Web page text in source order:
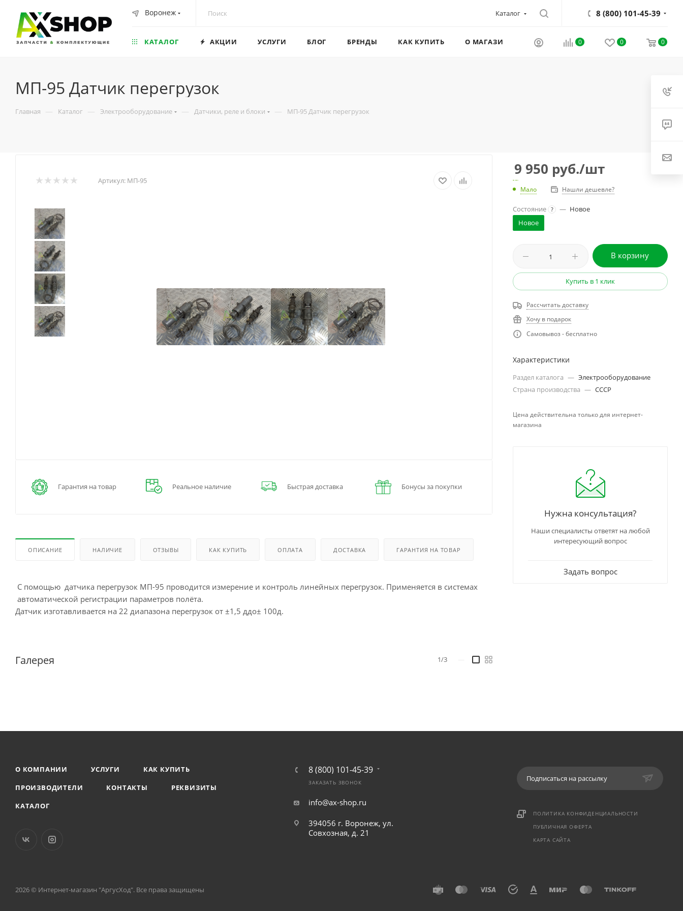
Воронеж Каталог 8 (800) 101-45-39
0 0 0
КАТАЛОГ АКЦИИ УСЛУГИ БЛОГ БРЕНДЫ КАК КУПИТЬ О МАГАЗИНЕ
МП-95 Датчик перегрузок
Главная — Каталог — Электрооборудование — Датчики, реле и блоки — МП-95 Датчик перегрузок
Артикул: МП-95
Гарантия на товар Реальное наличие Быстрая доставка Бонусы за покупки
ОПИСАНИЕ НАЛИЧИЕ ОТЗЫВЫ КАК КУПИТЬ ОПЛАТА ДОСТАВКА ГАРАНТИЯ НА ТОВАР
С помощью датчика перегрузок МП-95 проводится измерение и контроль линейных перегрузок. Применяется в системах
автоматической регистрации параметров полёта.
Датчик изготавливается на 22 диапазона перегрузок от ±1,5 ддо± 100д.
Галерея 1/3
9 950 руб./шт
Мало Нашли дешевле?
Состояние ? — Новое
Новое
В корзину
Купить в 1 клик
Рассчитать доставку
Хочу в подарок
Самовывоз - бесплатно
Характеристики
Раздел каталога — Электрооборудование
Страна производства — СССР
Цена действительна только для интернет-
магазина
Нужна консультация?
Наши специалисты ответят на любой
интересующий вопрос
Задать вопрос
О КОМПАНИИ УСЛУГИ
КАК КУПИТЬ
ПРОИЗВОДИТЕЛИ
КОНТАКТЫ
РЕКВИЗИТЫ
КАТАЛОГ
8 (800) 101-45-39
ЗАКАЗАТЬ ЗВОНОК
info@ax-shop.ru
394056 г. Воронеж, ул.
Совхозная, д. 21
Подписаться на рассылку
ПОЛИТИКА КОНФИДЕНЦИАЛЬНОСТИ
ПУБЛИЧНАЯ ОФЕРТА
КАРТА САЙТА
2026 © Интернет-магазин "АргусХод". Все права защищены